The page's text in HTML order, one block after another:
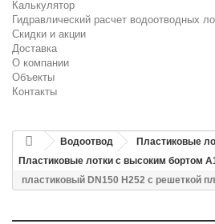
Калькулятор
Гидравлический расчет водоотводных
Скидки и акции
Доставка
О компании
Объекты
Контакты
Водоотвод
Пластиковые
Пластиковые лотки с высоким бортом
пластиковый DN150 H252 с решеткой